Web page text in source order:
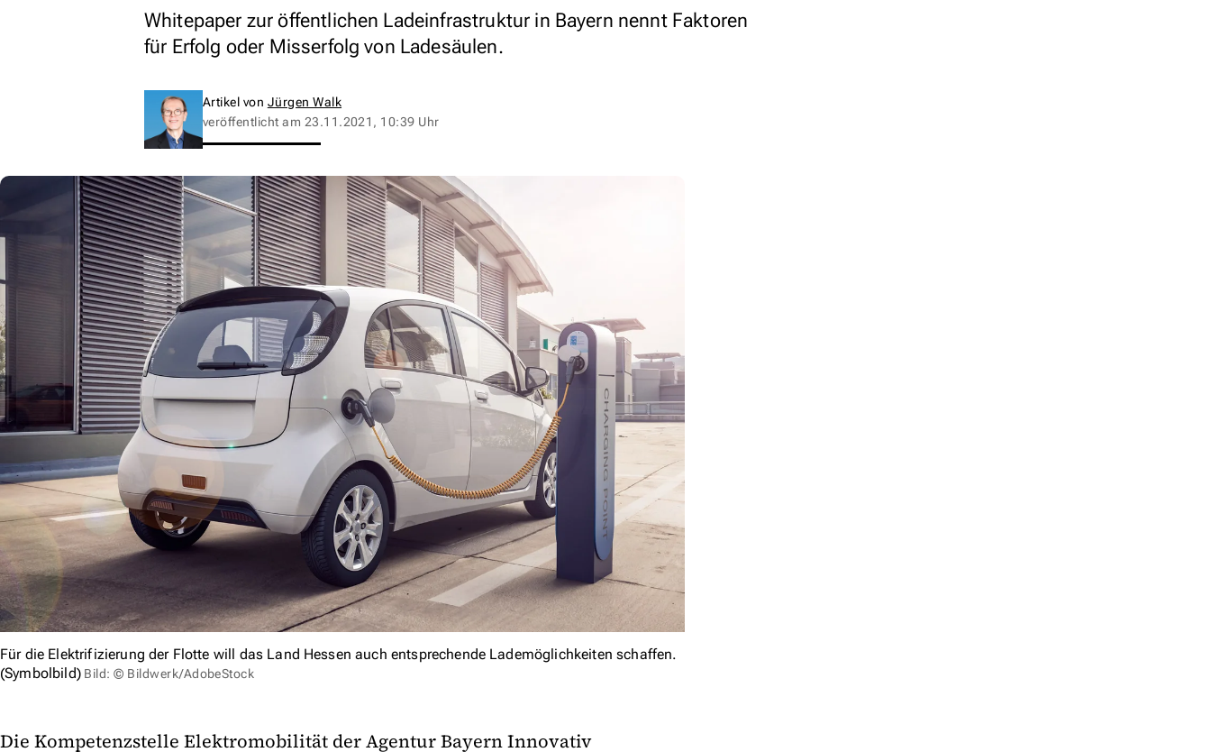
Whitepaper zur öffentlichen Ladeinfrastruktur in Bayern nennt Faktoren
für Erfolg oder Misserfolg von Ladesäulen.
Artikel von Jürgen Walk
veröffentlicht am 23.11.2021, 10:39 Uhr
Für die Elektrifizierung der Flotte will das Land Hessen auch entsprechende Lademöglichkeiten schaffen.
(Symbolbild) Bild: © Bildwerk/AdobeStock
Die Kompetenzstelle Elektromobilität der Agentur Bayern Innovativ